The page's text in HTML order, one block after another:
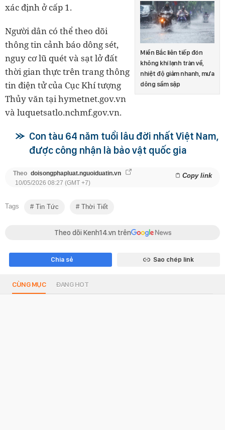
Miền Bắc liên tiếp đón
không khí lạnh tràn về,
nhiệt độ giảm nhanh, mưa
dông sầm sập
xác định ở cấp 1.
Người dân có thể theo dõi
thông tin cảnh báo dông sét,
nguy cơ lũ quét và sạt lở đất
thời gian thực trên trang thông
tin điện tử của Cục Khí tượng
Thủy văn tại hymetnet.gov.vn
và luquetsatlo.nchmf.gov.vn.
Con tàu 64 năm tuổi lâu đời nhất Việt Nam,
được công nhận là bảo vật quốc gia
Theo doisongphapluat.nguoiduatin.vn Copy link
10/05/2026 08:27 (GMT +7)
Tags Tin Tức Thời Tiết
Theo dõi Kenh14.vn trên
Chia sẻ Sao chép link
CÙNG MỤC ĐANG HOT